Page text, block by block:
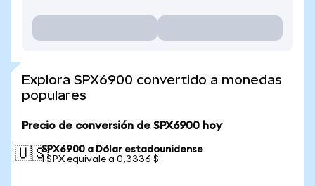
Explora SPX6900 convertido a monedas
populares
Precio de conversión de SPX6900 hoy
🇺🇸SPX6900 a Dólar estadounidense
1 SPX equivale a 0,3336 $